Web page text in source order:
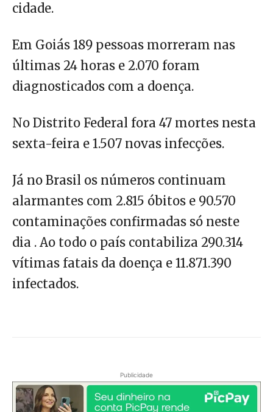
cidade.
Em Goiás 189 pessoas morreram nas
últimas 24 horas e 2.070 foram
diagnosticados com a doença.
No Distrito Federal fora 47 mortes nesta
sexta-feira e 1.507 novas infecções.
Já no Brasil os números continuam
alarmantes com 2.815 óbitos e 90.570
contaminações confirmadas só neste
dia . Ao todo o país contabiliza 290.314
vítimas fatais da doença e 11.871.390
infectados.
Publicidade